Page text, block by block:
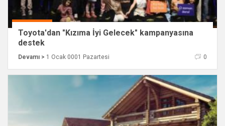
Toyota'dan "Kızıma İyi Gelecek" kampanyasına
destek
Devamı > 1 Ocak 0001 Pazartesi 0